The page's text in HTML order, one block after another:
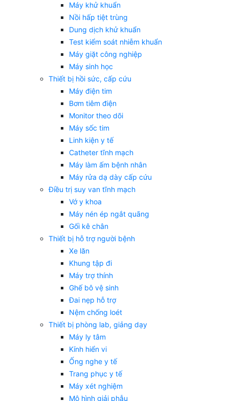
Máy khử khuẩn
Nồi hấp tiệt trùng
Dung dịch khử khuẩn
Test kiểm soát nhiễm khuẩn
Máy giặt công nghiệp
Máy sinh học
Thiết bị hồi sức, cấp cứu
Máy điện tim
Bơm tiêm điện
Monitor theo dõi
Máy sốc tim
Linh kiện y tế
Catheter tĩnh mạch
Máy làm ấm bệnh nhân
Máy rửa dạ dày cấp cứu
Điều trị suy van tĩnh mạch
Vớ y khoa
Máy nén ép ngắt quãng
Gối kê chân
Thiết bị hỗ trợ người bệnh
Xe lăn
Khung tập đi
Máy trợ thính
Ghế bô vệ sinh
Đai nẹp hỗ trợ
Nệm chống loét
Thiết bị phòng lab, giảng dạy
Máy ly tâm
Kính hiển vi
Ống nghe y tế
Trang phục y tế
Máy xét nghiệm
Mô hình giải phẫu